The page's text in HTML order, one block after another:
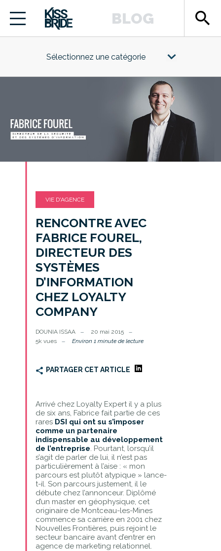
BLOG search
Sélectionnez une catégorie
VIE D'AGENCE
RENCONTRE AVEC
FABRICE FOUREL,
DIRECTEUR DES
SYSTÈMES
D’INFORMATION
CHEZ LOYALTY
COMPANY
DOUNIA ISSAA
20 mai 2015
5k vues
Environ 1 minute de lecture
PARTAGER CET ARTICLE
Arrivé chez Loyalty Expert il y a plus
de six ans, Fabrice fait partie de ces
rares DSI qui ont su s’imposer
comme un partenaire
indispensable au développement
de l’entreprise Pourtant, lorsqu’il
s’agit de parler de lui, il n’est pas
particulièrement à l’aise : « mon
parcours est plutôt atypique » lance-
t-il. Son parcours justement, il le
débute chez l’annonceur. Diplômé
d’un master en géophysique, cet
originaire de Montceau-les-Mines
commence sa carrière en 2001 chez
Nouvelles Frontières, puis rejoint le
secteur bancaire avant d’entrer en
agence de marketing relationnel.